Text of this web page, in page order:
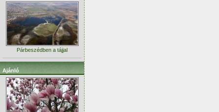
Párbeszédben a tájjal
Ajánló